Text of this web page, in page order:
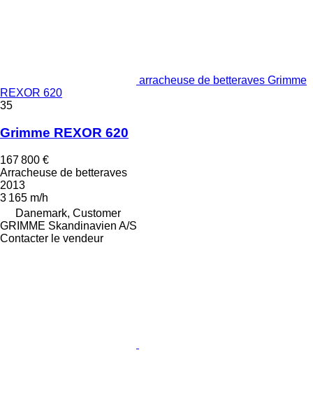
arracheuse de betteraves Grimme
REXOR 620
35
Grimme REXOR 620
167 800 €
Arracheuse de betteraves
2013
3 165 m/h
Danemark, Customer
GRIMME Skandinavien A/S
Contacter le vendeur